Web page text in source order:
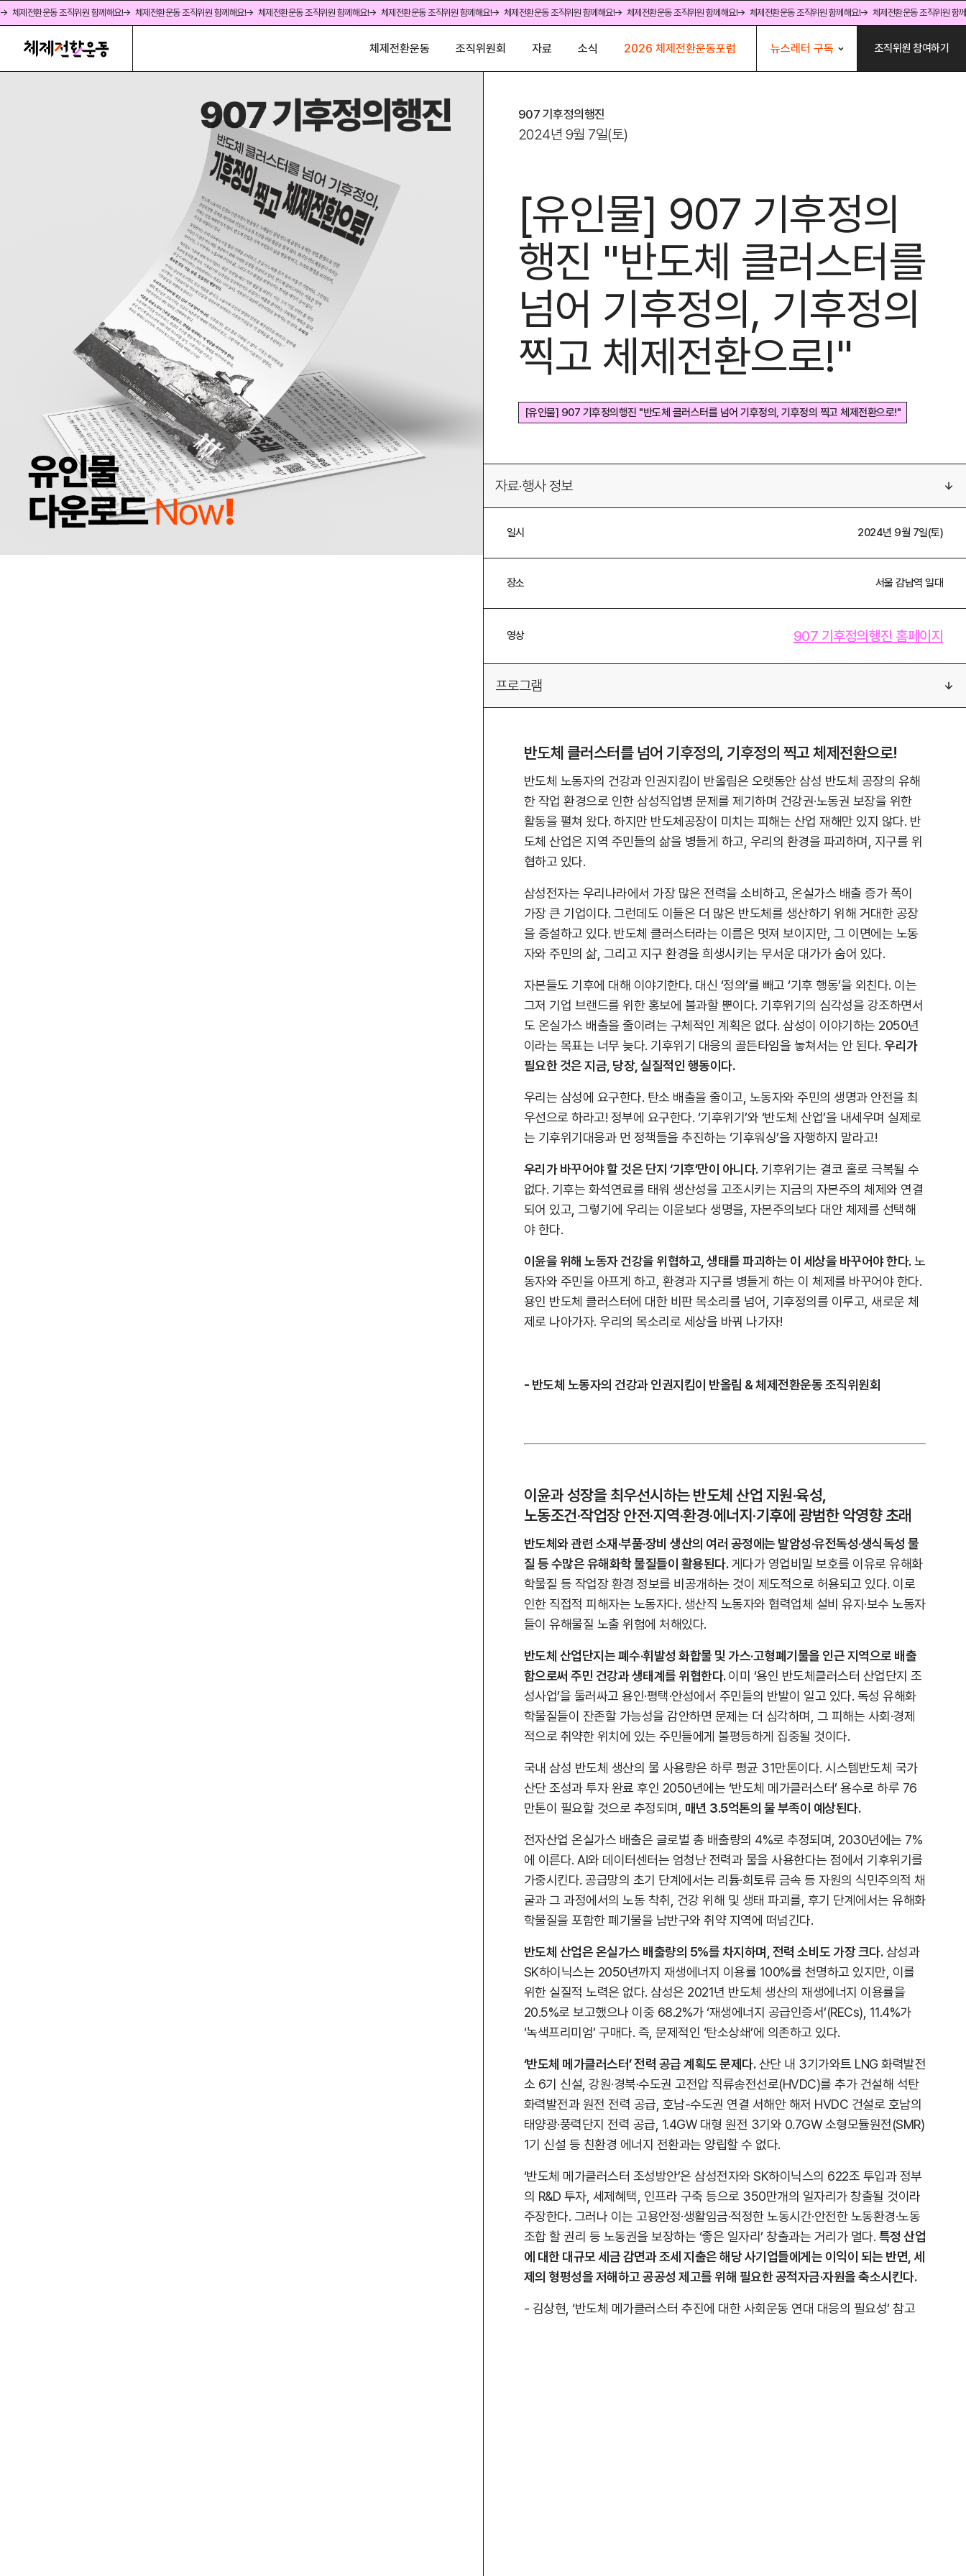
→ 체제전환운동 조직위원 함께해요!→ 체제전환운동 조직위원 함께해요!→ 체제전환운동 조직위원 함께해요!→ 체제전환운동 조직위원 함께해요!→ 체제전환운동 조직위원 함께해요!→ 체제전환운동 조직위원 함께해요!→ 체제전환운동 조직위원 함께해요!→ 체제전환운동 조직위원 함
체제전환운동 조직위원회 자료 소식 2026 체제전환운동포럼 뉴스레터 구독 조직위원 참여하기
907 기후정의행진
2024년 9월 7일(토)
[유인물] 907 기후정의
행진 "반도체 클러스터를
넘어 기후정의, 기후정의
찍고 체제전환으로!"
[유인물] 907 기후정의행진 "반도체 클러스터를 넘어 기후정의, 기후정의 찍고 체제전환으로!"
[유인물] 907 기후정의행진 "반도체 클러스터를 넘어 기후정의, 기후정의 찍고 체제전환으로!"
자료·행사 정보
일시 2024년 9월 7일(토)
장소 서울 감남역 일대
영상 907 기후정의행진 홈페이지
프로그램
반도체 클러스터를 넘어 기후정의, 기후정의 찍고 체제전환으로!
반도체 노동자의 건강과 인권지킴이 반올림은 오랫동안 삼성 반도체 공장의 유해
한 작업 환경으로 인한 삼성직업병 문제를 제기하며 건강권·노동권 보장을 위한
활동을 펼쳐 왔다. 하지만 반도체공장이 미치는 피해는 산업 재해만 있지 않다. 반
도체 산업은 지역 주민들의 삶을 병들게 하고, 우리의 환경을 파괴하며, 지구를 위
협하고 있다.
삼성전자는 우리나라에서 가장 많은 전력을 소비하고, 온실가스 배출 증가 폭이
가장 큰 기업이다. 그런데도 이들은 더 많은 반도체를 생산하기 위해 거대한 공장
을 증설하고 있다. 반도체 클러스터라는 이름은 멋져 보이지만, 그 이면에는 노동
자와 주민의 삶, 그리고 지구 환경을 희생시키는 무서운 대가가 숨어 있다.
자본들도 기후에 대해 이야기한다. 대신 ‘정의’를 빼고 ‘기후 행동’을 외친다. 이는
그저 기업 브랜드를 위한 홍보에 불과할 뿐이다. 기후위기의 심각성을 강조하면서
도 온실가스 배출을 줄이려는 구체적인 계획은 없다. 삼성이 이야기하는 2050년
이라는 목표는 너무 늦다. 기후위기 대응의 골든타임을 놓쳐서는 안 된다. 우리가
필요한 것은 지금, 당장, 실질적인 행동이다.
우리는 삼성에 요구한다. 탄소 배출을 줄이고, 노동자와 주민의 생명과 안전을 최
우선으로 하라고! 정부에 요구한다. ‘기후위기’와 ‘반도체 산업’을 내세우며 실제로
는 기후위기대응과 먼 정책들을 추진하는 ‘기후워싱’을 자행하지 말라고!
우리가 바꾸어야 할 것은 단지 ‘기후’만이 아니다.기후위기는 결코 홀로 극복될 수
없다. 기후는 화석연료를 태워 생산성을 고조시키는 지금의 자본주의 체제와 연결
되어 있고, 그렇기에 우리는 이윤보다 생명을, 자본주의보다 대안 체제를 선택해
야 한다.
이윤을 위해 노동자 건강을 위협하고, 생태를 파괴하는 이 세상을 바꾸어야 한다.노
동자와 주민을 아프게 하고, 환경과 지구를 병들게 하는 이 체제를 바꾸어야 한다.
용인 반도체 클러스터에 대한 비판 목소리를 넘어, 기후정의를 이루고, 새로운 체
제로 나아가자. 우리의 목소리로 세상을 바꿔 나가자!
- 반도체 노동자의 건강과 인권지킴이 반올림 & 체제전환운동 조직위원회
이윤과 성장을 최우선시하는 반도체 산업 지원·육성,
노동조건·작업장 안전·지역·환경·에너지·기후에 광범한 악영향 초래
반도체와 관련 소재·부품·장비 생산의 여러 공정에는 발암성·유전독성·생식독성 물
질 등 수많은 유해화학 물질들이 활용된다.게다가 영업비밀 보호를 이유로 유해화
학물질 등 작업장 환경 정보를 비공개하는 것이 제도적으로 허용되고 있다. 이로
인한 직접적 피해자는 노동자다. 생산직 노동자와 협력업체 설비 유지·보수 노동자
들이 유해물질 노출 위험에 처해있다.
반도체 산업단지는 폐수·휘발성 화합물 및 가스·고형폐기물을 인근 지역으로 배출
함으로써 주민 건강과 생태계를 위협한다.이미 ‘용인 반도체클러스터 산업단지 조
성사업’을 둘러싸고 용인·평택·안성에서 주민들의 반발이 일고 있다. 독성 유해화
학물질들이 잔존할 가능성을 감안하면 문제는 더 심각하며, 그 피해는 사회·경제
적으로 취약한 위치에 있는 주민들에게 불평등하게 집중될 것이다.
국내 삼성 반도체 생산의 물 사용량은 하루 평균 31만톤이다. 시스템반도체 국가
산단 조성과 투자 완료 후인 2050년에는 ‘반도체 메가클러스터’ 용수로 하루 76
만톤이 필요할 것으로 추정되며, 매년 3.5억톤의 물 부족이 예상된다.
전자산업 온실가스 배출은 글로벌 총 배출량의 4%로 추정되며, 2030년에는 7%
에 이른다. AI와 데이터센터는 엄청난 전력과 물을 사용한다는 점에서 기후위기를
가중시킨다. 공급망의 초기 단계에서는 리튬·희토류 금속 등 자원의 식민주의적 채
굴과 그 과정에서의 노동 착취, 건강 위해 및 생태 파괴를, 후기 단계에서는 유해화
학물질을 포함한 폐기물을 남반구와 취약 지역에 떠넘긴다.
반도체 산업은 온실가스 배출량의 5%를 차지하며, 전력 소비도 가장 크다.삼성과
SK하이닉스는 2050년까지 재생에너지 이용률 100%를 천명하고 있지만, 이를
위한 실질적 노력은 없다. 삼성은 2021년 반도체 생산의 재생에너지 이용률을
20.5%로 보고했으나 이중 68.2%가 ‘재생에너지 공급인증서’(RECs), 11.4%가
‘녹색프리미엄’ 구매다. 즉, 문제적인 ‘탄소상쇄’에 의존하고 있다.
‘반도체 메가클러스터’ 전력 공급 계획도 문제다.산단 내 3기가와트 LNG 화력발전
소 6기 신설, 강원·경북·수도권 고전압 직류송전선로(HVDC)를 추가 건설해 석탄
화력발전과 원전 전력 공급, 호남-수도권 연결 서해안 해저 HVDC 건설로 호남의
태양광·풍력단지 전력 공급, 1.4GW 대형 원전 3기와 0.7GW 소형모듈원전(SMR)
1기 신설 등 친환경 에너지 전환과는 양립할 수 없다.
‘반도체 메가클러스터 조성방안’은 삼성전자와 SK하이닉스의 622조 투입과 정부
의 R&D 투자, 세제혜택, 인프라 구축 등으로 350만개의 일자리가 창출될 것이라
주장한다. 그러나 이는 고용안정·생활임금·적정한 노동시간·안전한 노동환경·노동
조합 할 권리 등 노동권을 보장하는 ‘좋은 일자리’ 창출과는 거리가 멀다. 특정 산업
에 대한 대규모 세금 감면과 조세 지출은 해당 사기업들에게는 이익이 되는 반면, 세
제의 형평성을 저해하고 공공성 제고를 위해 필요한 공적자금·자원을 축소시킨다.
- 김상현, ‘반도체 메가클러스터 추진에 대한 사회운동 연대 대응의 필요성’ 참고